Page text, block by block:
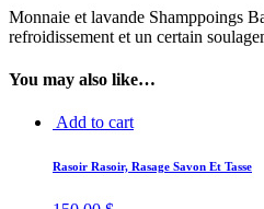
Monnaie et lavande Shamppoings
refroidissement et un certain
You may also like…
Add to cart
Rasoir Rasoir, Rasage Savon Et Tasse